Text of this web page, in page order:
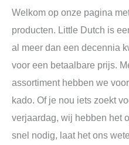
Welkom op onze pagina
producten. Little Dutch is
al meer dan een decennia
voor een betaalbare prijs.
assortiment hebben we
kado. Of je nou iets zoekt
verjaardag, wij hebben het
snel nodig, laat het ons